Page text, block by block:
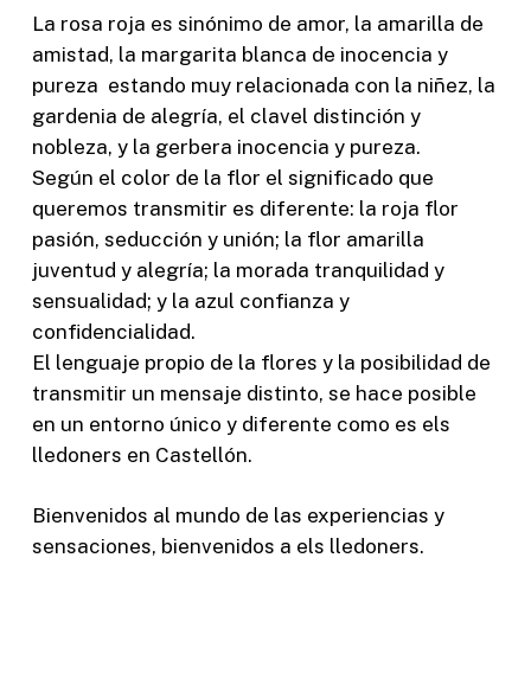
La rosa roja es sinónimo de amor, la amarilla de
amistad, la margarita blanca de inocencia y
pureza estando muy relacionada con la niñez, la
gardenia de alegría, el clavel distinción y
nobleza, y la gerbera inocencia y pureza.
Según el color de la flor el significado que
queremos transmitir es diferente: la roja flor
pasión, seducción y unión; la flor amarilla
juventud y alegría; la morada tranquilidad y
sensualidad; y la azul confianza y
confidencialidad.
El lenguaje propio de la flores y la posibilidad de
transmitir un mensaje distinto, se hace posible
en un entorno único y diferente como es els
lledoners en Castellón.
Bienvenidos al mundo de las experiencias y
sensaciones, bienvenidos a els lledoners.